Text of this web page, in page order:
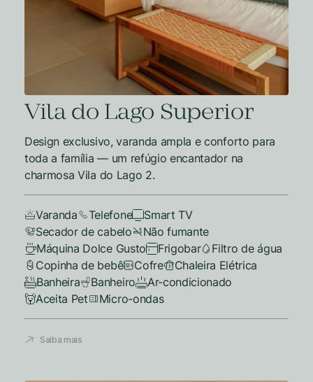
Vila do Lago Superior
Design exclusivo, varanda ampla e conforto para
toda a família — um refúgio encantador na
charmosa Vila do Lago 2.
Varanda Telefone
Smart TV
Secador de cabelo
Não fumante
Máquina Dolce Gusto
Frigobar
Filtro de água
Copinha de bebê
Cofre
Chaleira Elétrica
Banheira
Banheiro
Ar-condicionado
Aceita Pet
Micro-ondas
Saiba mais